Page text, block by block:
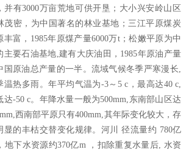
并有3000万亩荒地可供开垦；大小兴安岭山区
茂密，为中国著名的林业基地；三江平原煤炭
丰富，1985年原煤产量6000万t；松嫩平原为中
主要石油基地,建有大庆油田，1985年原油产量
国原油总产量的一半。流域气候冬季严寒漫长,
温热多雨。年平均气温为-3～5 c，最高达40 c,
达-50 c。年降水量一般为500mm,东南部山区达
西南部平原只有400mm,其年际变化较大，存
显的丰枯交替变化规律。河川 径流量约 780亿
地下水资源约370亿m ，扣除重复水量后, 水资